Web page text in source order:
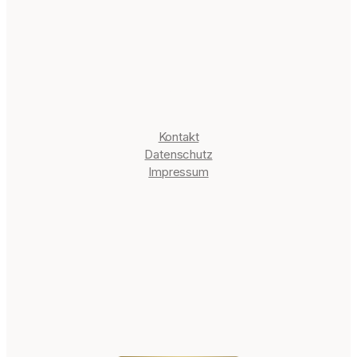
Kontakt
Datenschutz
Impressum